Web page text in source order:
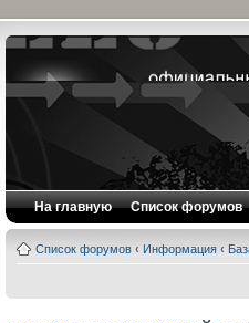
На главную Список форумов
Список форумов ‹ Информация ‹